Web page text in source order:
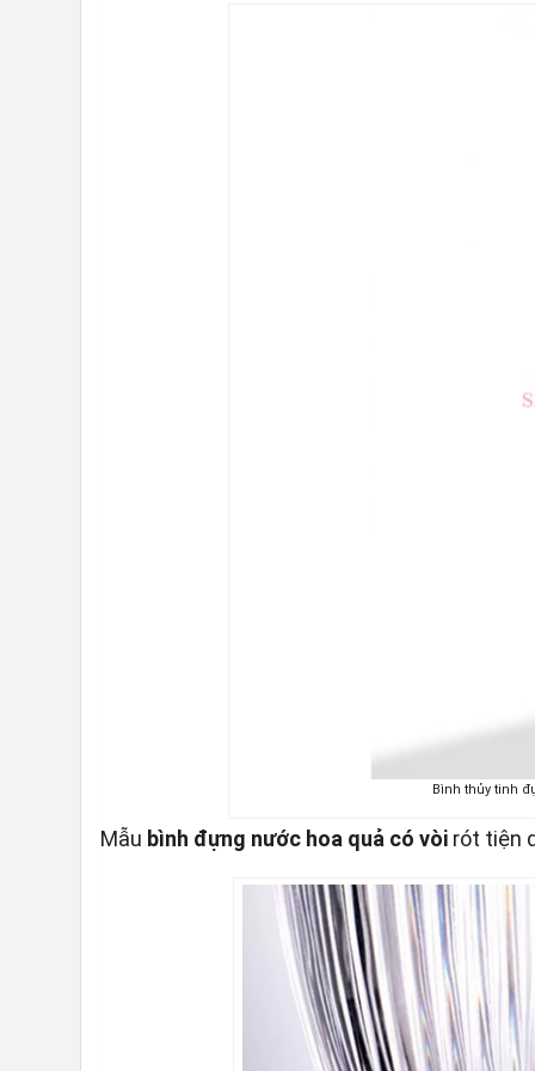
Bình thủy tinh
Mẫu bình đựng nước hoa quả có vòi rót tiện